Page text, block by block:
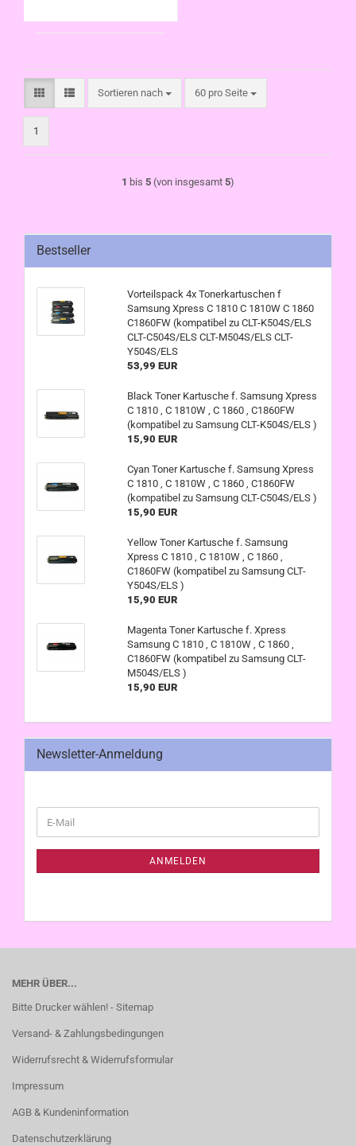
Sortieren nach
Sortieren nach 60 pro Seite
pro Seite
1
1 bis 5 (von insgesamt 5)
Bestseller
Vorteilspack 4x Tonerkartuschen f
Samsung Xpress C 1810 C 1810W C 1860
C1860FW (kompatibel zu CLT-K504S/ELS
CLT-C504S/ELS CLT-M504S/ELS CLT-
Y504S/ELS
53,99 EUR
Black Toner Kartusche f. Samsung Xpress
C 1810 , C 1810W , C 1860 , C1860FW
(kompatibel zu Samsung CLT-K504S/ELS )
15,90 EUR
Cyan Toner Kartusche f. Samsung Xpress
C 1810 , C 1810W , C 1860 , C1860FW
(kompatibel zu Samsung CLT-C504S/ELS )
15,90 EUR
Yellow Toner Kartusche f. Samsung
Xpress C 1810 , C 1810W , C 1860 ,
C1860FW (kompatibel zu Samsung CLT-
Y504S/ELS )
15,90 EUR
Magenta Toner Kartusche f. Xpress
Samsung C 1810 , C 1810W , C 1860 ,
C1860FW (kompatibel zu Samsung CLT-
M504S/ELS )
15,90 EUR
Newsletter-Anmeldung
ZUR
E-
Mail
ANMELDEN
MEHR ÜBER...
Bitte Drucker wählen! - Sitemap
Versand- & Zahlungsbedingungen
Widerrufsrecht & Widerrufsformular
Impressum
AGB & Kundeninformation
Datenschutzerklärung